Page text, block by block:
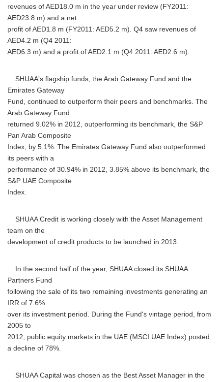
revenues of AED18.0 m in the year under review (FY2011:
AED23.8 m) and a net
profit of AED1.8 m (FY2011: AED5.2 m). Q4 saw revenues of
AED4.2 m (Q4 2011:
AED6.3 m) and a profit of AED2.1 m (Q4 2011: AED2.6 m).
SHUAA's flagship funds, the Arab Gateway Fund and the
Emirates Gateway
Fund, continued to outperform their peers and benchmarks. The
Arab Gateway Fund
returned 9.02% in 2012, outperforming its benchmark, the S&P
Pan Arab Composite
Index, by 5.1%. The Emirates Gateway Fund also outperformed
its peers with a
performance of 30.94% in 2012, 3.85% above its benchmark, the
S&P UAE Composite
Index.
SHUAA Credit is working closely with the Asset Management
team on the
development of credit products to be launched in 2013.
In the second half of the year, SHUAA closed its SHUAA
Partners Fund
following the sale of its two remaining investments generating an
IRR of 7.6%
over its investment period. During the Fund's vintage period, from
2005 to
2012, public equity markets in the UAE (MSCI UAE Index) posted
a decline of 78%.
SHUAA Capital was chosen as the Best Asset Manager in the